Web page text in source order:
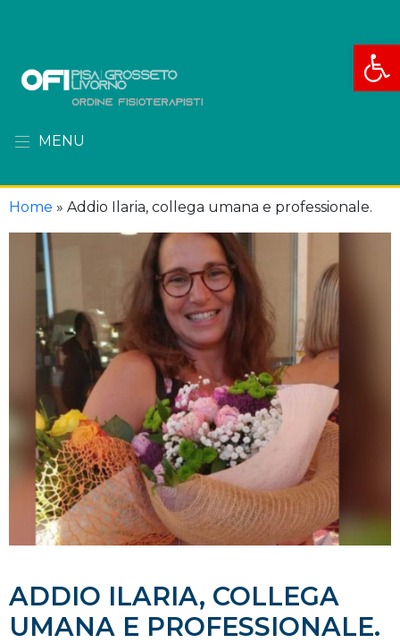
Apri
MENU
Home » Addio Ilaria, collega umana e professionale.
ADDIO ILARIA, COLLEGA
UMANA E PROFESSIONALE.